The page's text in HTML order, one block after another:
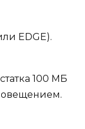
EDGE).
100 МБ